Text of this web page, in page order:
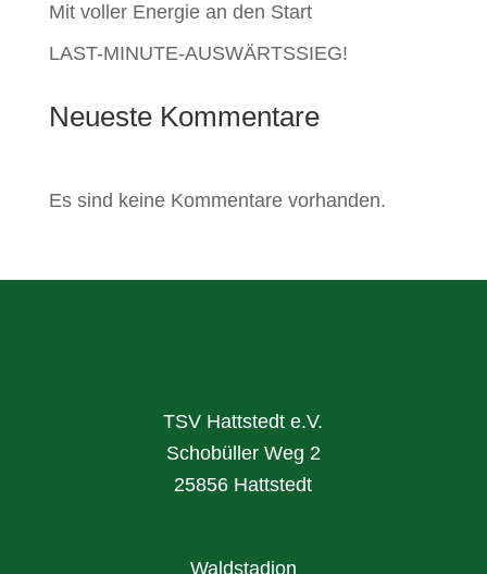
Mit voller Energie an den Start
LAST-MINUTE-AUSWÄRTSSIEG!
Neueste Kommentare
Es sind keine Kommentare vorhanden.
TSV Hattstedt e.V.
Schobüller Weg 2
25856 Hattstedt
Waldstadion